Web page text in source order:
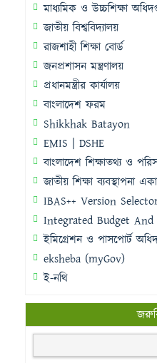
মাধ্যমিক ও উচ্চশিক্ষা
জাতীয় বিশ্ববিদ্যালয়
রাজশাহী শিক্ষা বোর্ড
জনপ্রশাসন মন্ত্রণালয়
প্রধানমন্ত্রীর কার্যালয়
বাংলাদেশ ফরম
Shikkhak Batayon
EMIS | DSHE
বাংলাদেশ শিক্ষাতথ্য ও
জাতীয় শিক্ষা ব্যবস্থাপনা
IBAS++ Version
Integrated Budget
ইমিগ্রেশন ও পাসপোর্ট
eksheba (myGov)
ই-নথি